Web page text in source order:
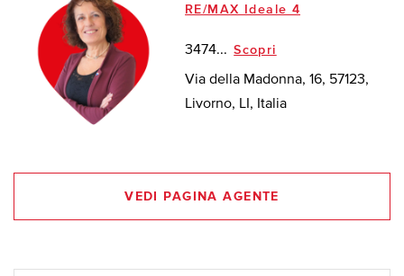
RE/MAX Ideale 4
3474... Scopri
Via della Madonna, 16, 57123,
Livorno, LI, Italia
VEDI PAGINA AGENTE